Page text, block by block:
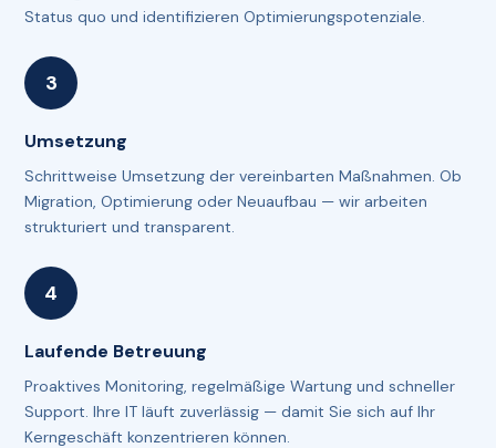
Status quo und identifizieren Optimierungspotenziale.
Umsetzung
Schrittweise Umsetzung der vereinbarten Maßnahmen. Ob
Migration, Optimierung oder Neuaufbau — wir arbeiten
strukturiert und transparent.
Laufende Betreuung
Proaktives Monitoring, regelmäßige Wartung und schneller
Support. Ihre IT läuft zuverlässig — damit Sie sich auf Ihr
Kerngeschäft konzentrieren können.